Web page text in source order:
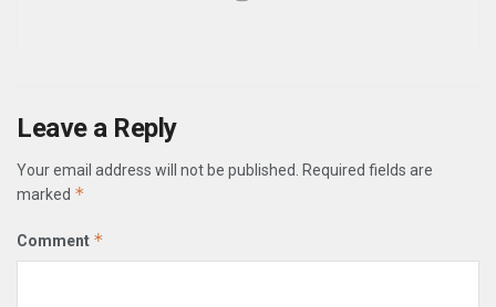
Leave a Reply
Your email address will not be published.
Required fields are
marked *
Comment *